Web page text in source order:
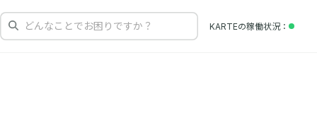
どんなことでお困りですか？ KARTEの稼働状況